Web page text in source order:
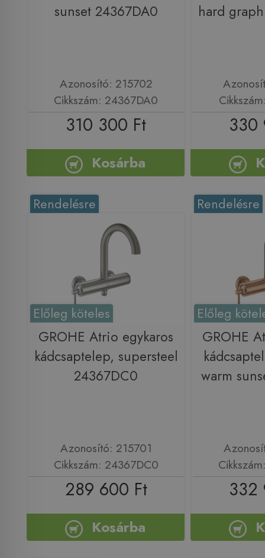
sunset 24367DA0
Azonosító: 215702
Cikkszám: 24367DA0
310 300 Ft
Kosárba
hard
330
Rendelésre
Előleg köteles
GROHE Atrio egykaros
kádcsaptelep, supersteel
24367DC0
Azonosító: 215701
Cikkszám: 24367DC0
289 600 Ft
Kosárba
Rendelésre
Előleg
GROHE
warm
332